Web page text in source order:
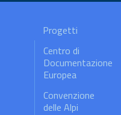
Progetti
Centro di
Documentazione
Europea
Convenzione
delle Alpi